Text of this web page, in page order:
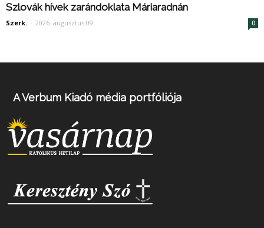
Szlovák hívek zarándoklata Máriaradnán
Szerk. - 2026. augusztus 09. 0
A Verbum Kiadó média portfóliója